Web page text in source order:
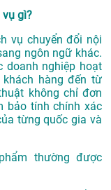
gì?
vụ chuyển đổi nội
ngôn ngữ khác.
doanh nghiệp hoạt
hàng đến từ
không chỉ đơn
bảo tính chính xác
từng quốc gia và
thường được